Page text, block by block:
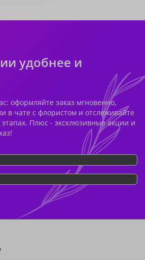
удобнее и
оформляйте заказ мгновенно,
в чате с флористом и отслеживайте
этапах. Плюс - эксклюзивные акции и